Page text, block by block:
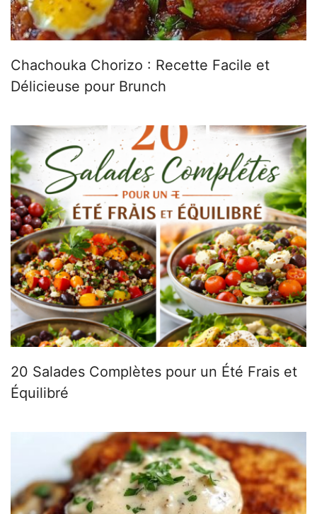
Chachouka Chorizo : Recette Facile et
Délicieuse pour Brunch
20 Salades Complètes pour un Été Frais et
Équilibré